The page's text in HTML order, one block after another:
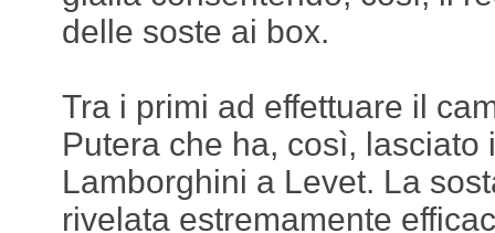
delle soste ai box.
Tra i primi ad effettuare il
Putera che ha, così, lasciato
Lamborghini a Levet. La
rivelata estremamente